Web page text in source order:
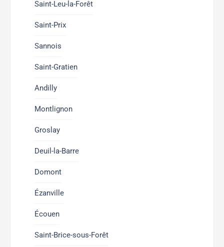
Saint-Leu-la-Forêt
Saint-Prix
Sannois
Saint-Gratien
Andilly
Montlignon
Groslay
Deuil-la-Barre
Domont
Ézanville
Écouen
Saint-Brice-sous-Forêt